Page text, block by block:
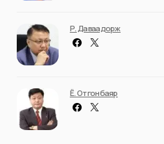
Р. Даваадорж
Ё. Отгонбаяр